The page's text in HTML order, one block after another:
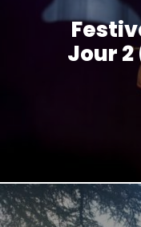
Jour 2